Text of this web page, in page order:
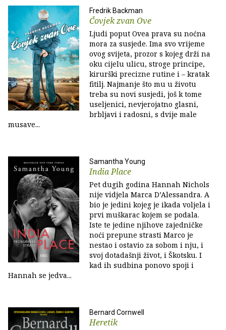
Fredrik Backman
Čovjek zvan Ove
Ljudi poput Ovea prava su noćna
mora za susjede. Ima svo vrijeme
ovog svijeta, prozor s kojeg drži na
oku cijelu ulicu, stroge principe,
kirurški precizne rutine i – kratak
fitilj. Najmanje što mu u životu
treba su novi susjedi, još k tome
useljenici, nevjerojatno glasni,
brbljavi i radosni, s dvije male
musave...
Samantha Young
India Place
Pet dugih godina Hannah Nichols
nije vidjela Marca D’Alessandra. A
bio je jedini kojeg je ikada voljela i
prvi muškarac kojem se podala.
Iste te jedine njihove zajedničke
noći prepune strasti Marco je
nestao i ostavio za sobom i nju, i
svoj dotadašnji život, i Škotsku. I
kad ih sudbina ponovo spoji i
Hannah se jedva...
Bernard Cornwell
Heretik